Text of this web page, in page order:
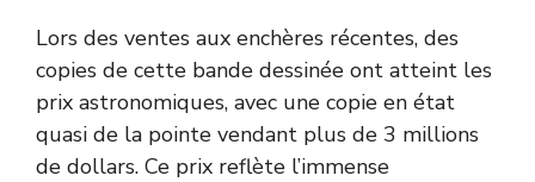
Lors des ventes aux enchères récentes, des
copies de cette bande dessinée ont atteint les
prix astronomiques, avec une copie en état
quasi de la pointe vendant plus de 3 millions
de dollars. Ce prix reflète l’immense